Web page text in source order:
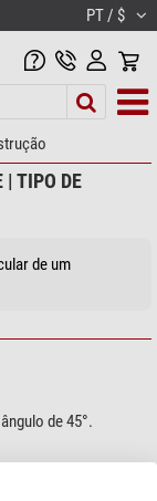
PT / $
| TIPO DE
de um
de 45°.